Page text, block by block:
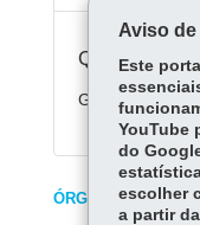
Quanto custa:
Gratuito.
ÓRGÃO
Aviso
Este
YouTube
do
escolher
a partir